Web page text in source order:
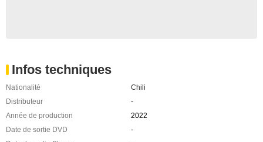
Infos techniques
Nationalité
Chili
Distributeur
-
Année de production
2022
Date de sortie DVD
-